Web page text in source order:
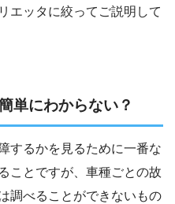
エッタに絞ってご説明して
単にわからない？
するかを見るために一番な
ことですが、車種ごとの故
調べることができないもの